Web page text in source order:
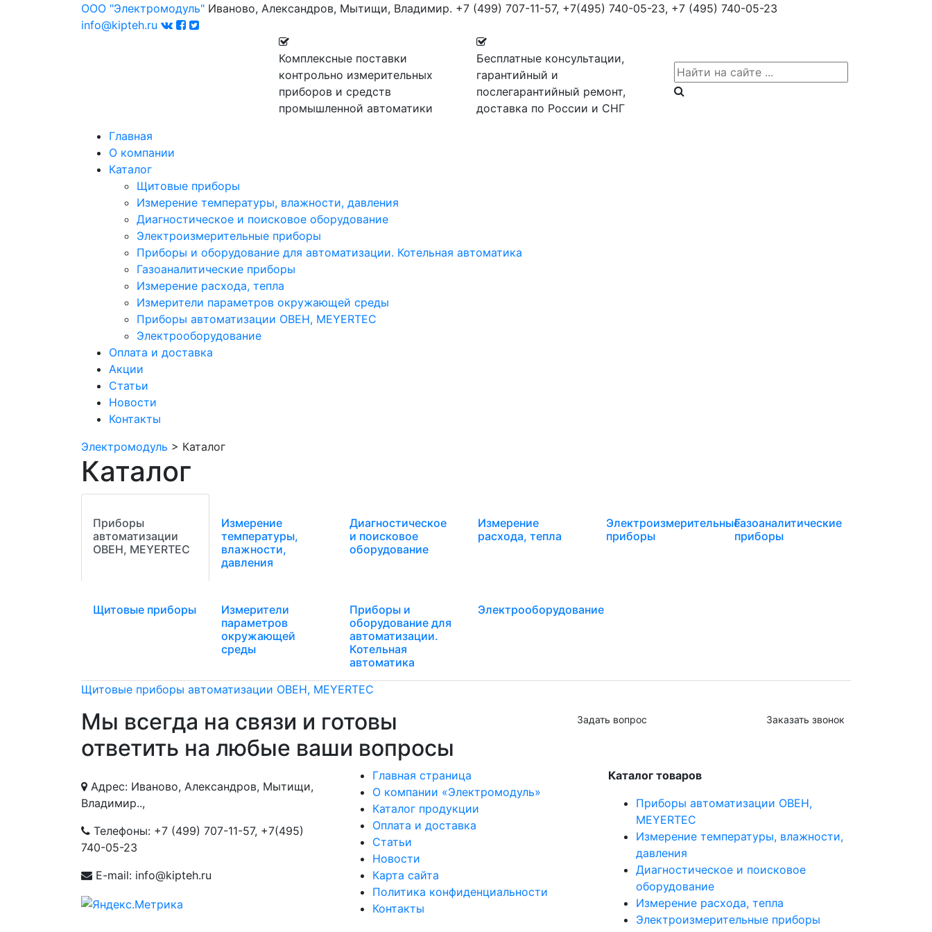
ООО "Электромодуль" Иваново, Александров, Мытищи, Владимир. +7 (499) 707-11-57, +7(495) 740-05-23, +7 (495) 740-05-23
info@kipteh.ru
Комплексные поставки
контрольно измерительных
приборов и средств
промышленной автоматики
Бесплатные консультации,
гарантийный и
послегарантийный ремонт,
доставка по России и СНГ
Главная
О компании
Каталог
Щитовые приборы
Измерение температуры, влажности, давления
Диагностическое и поисковое оборудование
Электроизмерительные приборы
Приборы и оборудование для автоматизации. Котельная автоматика
Газоаналитические приборы
Измерение расхода, тепла
Измерители параметров окружающей среды
Приборы автоматизации ОВЕН, MEYERTEC
Электрооборудование
Оплата и доставка
Акции
Статьи
Новости
Контакты
Электромодуль > Каталог
Каталог
Приборы
автоматизации
ОВЕН, MEYERTEC
Измерение
температуры,
влажности,
давления
Диагностическое
и поисковое
оборудование
Измерение
расхода, тепла
Электроизмерительные
приборы
Газоаналитические
приборы
Щитовые приборы
Измерители
параметров
окружающей
среды
Приборы и
оборудование для
автоматизации.
Котельная
автоматика
Электрооборудование
Щитовые приборы автоматизации ОВЕН, MEYERTEC
Мы всегда на связи и готовы
ответить на любые ваши вопросы
Задать вопрос Заказать звонок
Адрес: Иваново, Александров, Мытищи,
Владимир..,
Телефоны: +7 (499) 707-11-57, +7(495)
740-05-23
E-mail: info@kipteh.ru
Главная страница
О компании «Электромодуль»
Каталог продукции
Оплата и доставка
Статьи
Новости
Карта сайта
Политика конфиденциальности
Контакты
Каталог товаров
Приборы автоматизации ОВЕН,
MEYERTEC
Измерение температуры, влажности,
давления
Диагностическое и поисковое
оборудование
Измерение расхода, тепла
Электроизмерительные приборы